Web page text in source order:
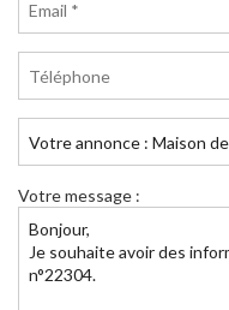
Votre message :